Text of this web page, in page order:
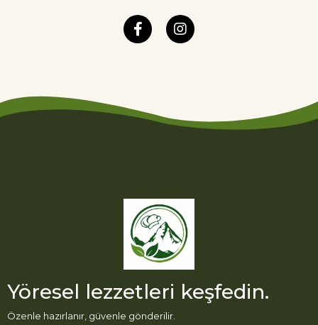
Yöresel lezzetleri keşfedin.
Özenle hazırlanır, güvenle gönderilir.